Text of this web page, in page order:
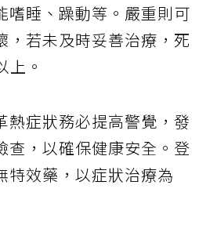
嗜睡、躁動等。嚴重則可
，若未及時妥善治療，死
上。
熱症狀務必提高警覺，發
查，以確保健康安全。登
特效藥，以症狀治療為